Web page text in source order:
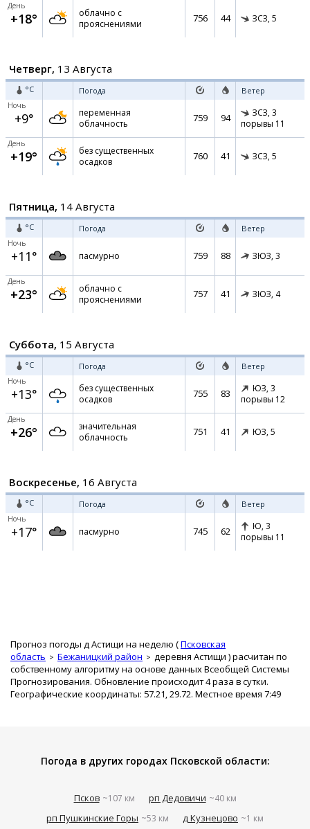
День
+18°
облачно с
прояснениями
756 44 ЗСЗ, 5
Четверг, 13 Августа
°C Погода Ветер
Ночь
+9°
переменная
облачность
759 94 ЗСЗ, 3
порывы 11
День
+19°
без существенных
осадков
760 41 ЗСЗ, 5
Пятница, 14 Августа
°C Погода Ветер
Ночь
+11° пасмурно 759 88 ЗЮЗ, 3
День
+23°
облачно с
прояснениями
757 41 ЗЮЗ, 4
Суббота, 15 Августа
°C Погода Ветер
Ночь
+13°
без существенных
осадков
755 83 ЮЗ, 3
порывы 12
День
+26°
значительная
облачность
751 41 ЮЗ, 5
Воскресенье, 16 Августа
°C Погода Ветер
Ночь
+17° пасмурно 745 62 Ю, 3
порывы 11
Прогноз погоды д Астищи на неделю (Псковская
область
Бежаницкий район деревня Астищи ) расчитан по
собственному алгоритму на основе данных Всеобщей Системы
Прогнозирования. Обновление происходит 4 раза в сутки.
Географические координаты: 57.21, 29.72. Местное время 7:49
Погода в других городах Псковской области:
Псков ~107 км рп Дедовичи ~40 км
рп Пушкинские Горы ~53 км д Кузнецово ~1 км